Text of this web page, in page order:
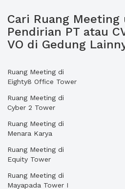
Cari Ruang
Pendirian PT atau
VO di Gedung
Ruang Meeting di
Eighty8 Office Tower
Ruang Meeting di
Cyber 2 Tower
Ruang Meeting di
Menara Karya
Ruang Meeting di
Equity Tower
Ruang Meeting di
Mayapada Tower I